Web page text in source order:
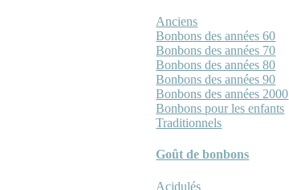
Anciens
Bonbons des années 60
Bonbons des années 70
Bonbons des années 80
Bonbons des années 90
Bonbons des années 2000
Bonbons pour les enfants
Traditionnels
Goût de bonbons
Acidulés